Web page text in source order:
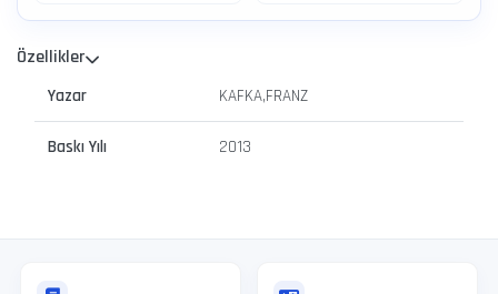
Özellikler
Yazar KAFKA,FRANZ
Baskı Yılı 2013